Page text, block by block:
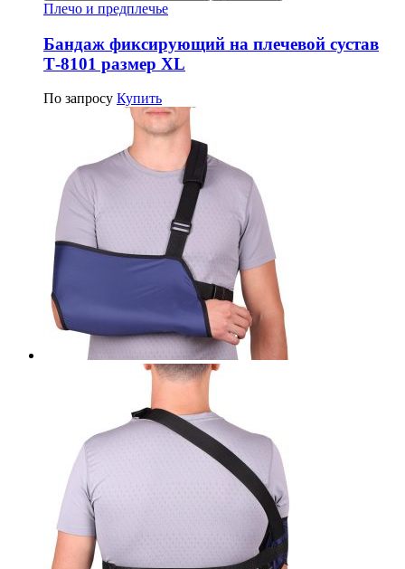
Плечо и предплечье
Бандаж фиксирующий на плечевой сустав
Т-8101 размер ХL
По запросу Купить